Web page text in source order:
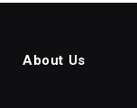
About Us